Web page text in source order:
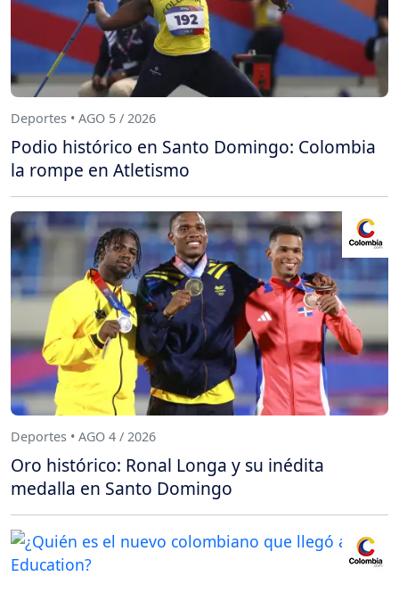
Deportes • AGO 5 / 2026
Podio histórico en Santo Domingo: Colombia
la rompe en Atletismo
Deportes • AGO 4 / 2026
Oro histórico: Ronal Longa y su inédita
medalla en Santo Domingo